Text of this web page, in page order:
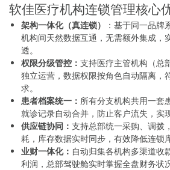
软佳医疗机构连锁管理核心
架构一体化（真连锁）
：基于同一品牌
机构间天然数据互通，无需额外集成，
透。
权限分级管控： 支持医疗主管机构（总
独立运营，数据权限按角色自动隔离，
求。
患者档案统一： 所有分支机构共用一套
就诊记录自动合并，防止客户流失，实
供应链协同： 支持总部统一采购、调拨
耗，库存数据实时同步，有效降低连锁
业财一体化： 自动归集各机构多渠道收
利润，总部驾驶舱实时掌握全盘财务状况